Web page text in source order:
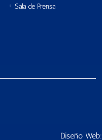
Sala de Prensa
Diseño Web: